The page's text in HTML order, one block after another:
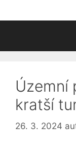
Územní
kratší
26. 3. 2024